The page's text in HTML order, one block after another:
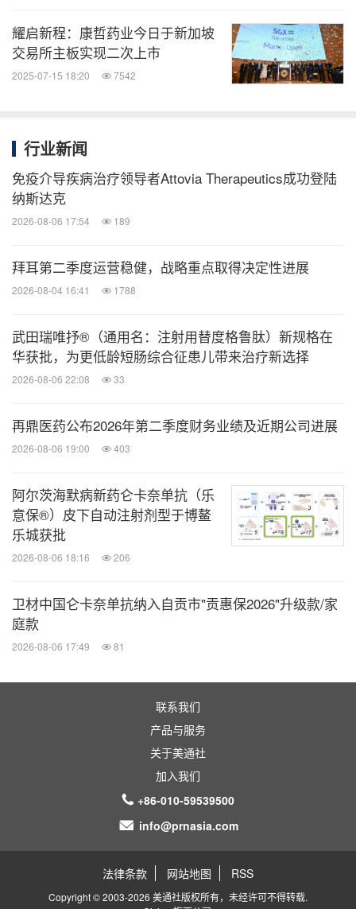
关键词：财经/金融 健康护理与医院 医疗药物
药物
耀启新程：康哲药业今日于新加坡
交易所主板实现二次上市
2025-07-15 18:20 7542
行业新闻
免疫介导疾病治疗领导者Attovia Therapeutics成功登陆
纳斯达克
2026-08-06 17:54 189
拜耳第二季度运营稳健，战略重点取得决定性进展
2026-08-04 16:41 1788
武田瑞唯抒®（通用名：注射用替度格鲁肽）新规格在
华获批，为更低龄短肠综合征患儿带来治疗新选择
2026-08-06 22:08 33
再鼎医药公布2026年第二季度财务业绩及近期公司进展
2026-08-06 19:00 403
阿尔茨海默病新药仑卡奈单抗（乐
意保®）皮下自动注射剂型于博鳌
乐城获批
2026-08-06 18:16 206
卫材中国仑卡奈单抗纳入自贡市"贡惠保2026"升级款/家
庭款
2026-08-06 17:49 81
联系我们
产品与服务
关于美通社
加入我们
+86-010-59539500
info@prnasia.com
法律条款 网站地图 RSS
Copyright © 2003-2026 美通社版权所有，未经许可不得转载.